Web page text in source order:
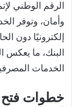
الرقم الوطني
وأمان، وتوفر
إلكترونيًا دون
البنك، ما يعكس
الخدمات
خطوات